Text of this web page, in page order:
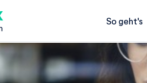
So geht's